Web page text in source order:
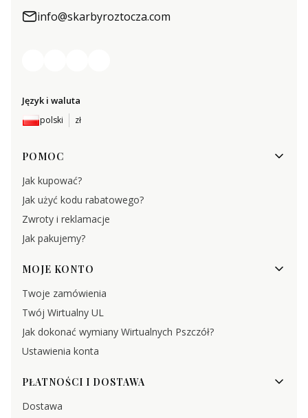
info@skarbyroztocza.com
Język i waluta
polski zł
Linki w stopce
POMOC
Jak kupować?
Jak użyć kodu rabatowego?
Zwroty i reklamacje
Jak pakujemy?
MOJE KONTO
Twoje zamówienia
Twój Wirtualny UL
Jak dokonać wymiany Wirtualnych Pszczół?
Ustawienia konta
PŁATNOŚCI I DOSTAWA
Dostawa